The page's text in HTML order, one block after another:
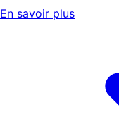
En savoir plus